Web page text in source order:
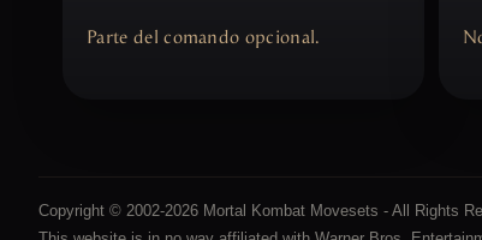
Parte del comando opcional.
Copyright © 2002-2026 Mortal Kombat Movesets - All Rights